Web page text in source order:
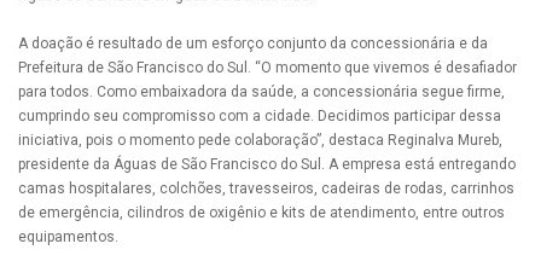
A doação é resultado de um esforço conjunto da concessionária e da
Prefeitura de São Francisco do Sul. “O momento que vivemos é desafiador
para todos. Como embaixadora da saúde, a concessionária segue firme,
cumprindo seu compromisso com a cidade. Decidimos participar dessa
iniciativa, pois o momento pede colaboração”, destaca Reginalva Mureb,
presidente da Águas de São Francisco do Sul. A empresa está entregando
camas hospitalares, colchões, travesseiros, cadeiras de rodas, carrinhos
de emergência, cilindros de oxigênio e kits de atendimento, entre outros
equipamentos.